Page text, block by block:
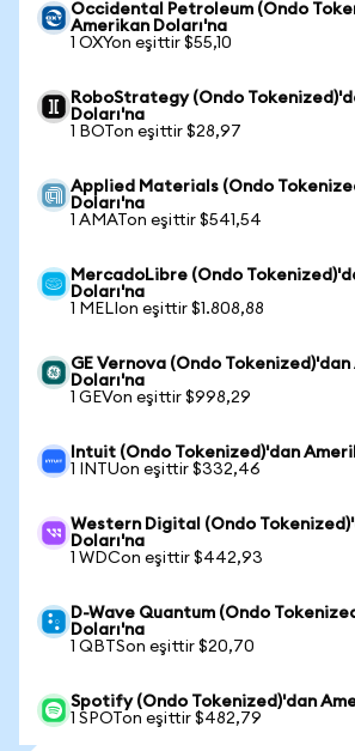
Occidental Petroleum (Ondo
Amerikan Doları'na
1 OXYon eşittir $55,10
RoboStrategy (Ondo
Doları'na
1 BOTon eşittir $28,97
Applied Materials (Ondo
Doları'na
1 AMATon eşittir $541,54
MercadoLibre (Ondo
Doları'na
1 MELIon eşittir $1.808,88
GE Vernova (Ondo
Doları'na
1 GEVon eşittir $998,29
Intuit (Ondo Tokenized)'dan
1 INTUon eşittir $332,46
Western Digital (Ondo
Doları'na
1 WDCon eşittir $442,93
D-Wave Quantum (Ondo
Doları'na
1 QBTSon eşittir $20,70
Spotify (Ondo Tokenized)'dan
1 SPOTon eşittir $482,79